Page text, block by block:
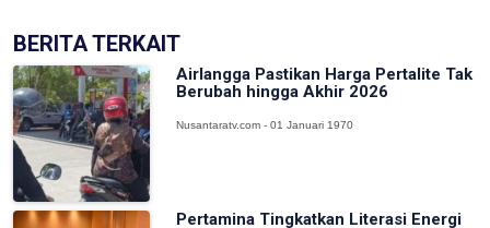
BERITA TERKAIT
Airlangga Pastikan Harga Pertalite Tak
Berubah hingga Akhir 2026
Nusantaratv.com - 01 Januari 1970
Pertamina Tingkatkan Literasi Energi